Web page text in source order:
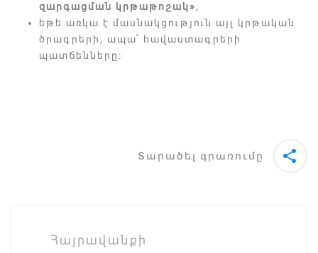
զարգացման կրթաթոշակ»,
եթե առկա է մասնակցություն այլ կրթական
ծրագրերի, ապա՝ հավաստագրերի
պատճենները։
Տարածել գրառումը
navigation
Հայրավանքի